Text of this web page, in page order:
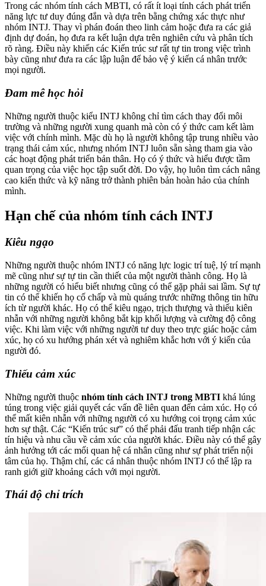
Trong các nhóm tính cách MBTI, có rất ít loại tính cách phát triển
năng lực tư duy đúng đắn và dựa trên bằng chứng xác thực như
nhóm INTJ. Thay vì phán đoán theo linh cảm hoặc đưa ra các giả
định dự đoán, họ đưa ra kết luận dựa trên nghiên cứu và phân tích
rõ ràng. Điều này khiến các Kiến trúc sư rất tự tin trong việc trình
bày cũng như đưa ra các lập luận để bảo vệ ý kiến cá nhân trước
mọi người.
Đam mê học hỏi
Những người thuộc kiểu INTJ không chỉ tìm cách thay đổi môi
trường và những người xung quanh mà còn có ý thức cam kết làm
việc với chính mình. Mặc dù họ là người không tập trung nhiều vào
trạng thái cảm xúc, nhưng nhóm INTJ luôn sẵn sàng tham gia vào
các hoạt động phát triển bản thân. Họ có ý thức và hiểu được tầm
quan trọng của việc học tập suốt đời. Do vậy, họ luôn tìm cách nâng
cao kiến ​​thức và kỹ năng trở thành phiên bản hoàn hảo của chính
mình.
Hạn chế của nhóm tính cách INTJ
Kiêu ngạo
Những người thuộc nhóm INTJ có năng lực logic trí tuệ, lý trí mạnh
mẽ cũng như sự tự tin cần thiết của một người thành công. Họ là
những người có hiểu biết nhưng cũng có thể gặp phải sai lầm. Sự tự
tin có thể khiến họ cố chấp và mù quáng trước những thông tin hữu
ích từ người khác. Họ có thể kiêu ngạo, trịch thượng và thiếu kiên
nhẫn với những người không bắt kịp khối lượng và cường độ công
việc. Khi làm việc với những người tư duy theo trực giác hoặc cảm
xúc, họ có xu hướng phán xét và nghiêm khắc hơn với ý kiến của
người đó.
Thiếu cảm xúc
Những người thuộc nhóm tính cách INTJ trong MBTI khá lúng
túng trong việc giải quyết các vấn đề liên quan đến cảm xúc. Họ có
thể mất kiên nhẫn với những người có xu hướng coi trọng cảm xúc
hơn sự thật. Các “Kiến trúc sư” có thể phải đấu tranh tiếp nhận các
tín hiệu và nhu cầu về cảm xúc của người khác. Điều này có thể gây
ảnh hưởng tới các mối quan hệ cá nhân cũng như sự phát triển nội
tâm của họ. Thậm chí, các cá nhân thuộc nhóm INTJ có thể lập ra
ranh giới giữ khoảng cách với mọi người.
Thái độ chỉ trích